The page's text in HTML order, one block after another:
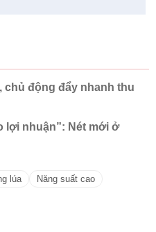
chủ động đẩy nhanh thu
lợi nhuận”: Nét mới ở
lúa
Năng suất cao